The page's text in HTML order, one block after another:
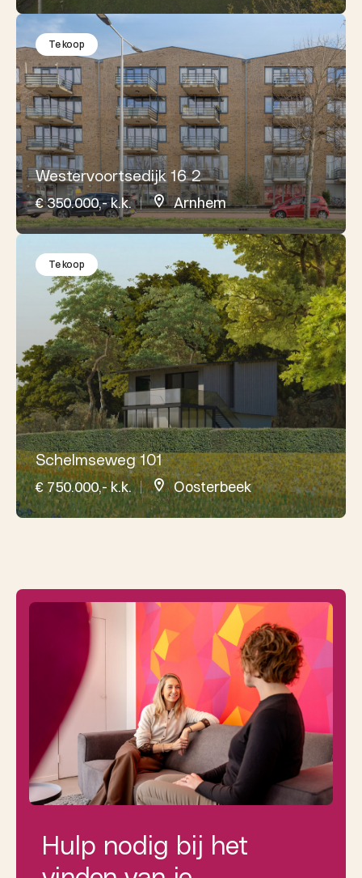
Westervoortsedijk 16 2
€ 350.000,- k.k. Arnhem
Te koop
Schelmseweg 101
€ 750.000,- k.k. Oosterbeek
Te koop
Hulp nodig bij het